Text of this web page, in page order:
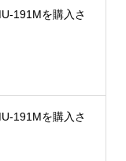
191Mを購入さ
191Mを購入さ